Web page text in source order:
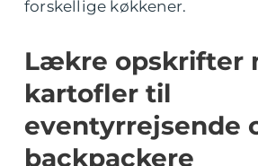
forskellige køkkener.
Lækre opskrifter
kartofler til
eventyrrejsende
backpackere